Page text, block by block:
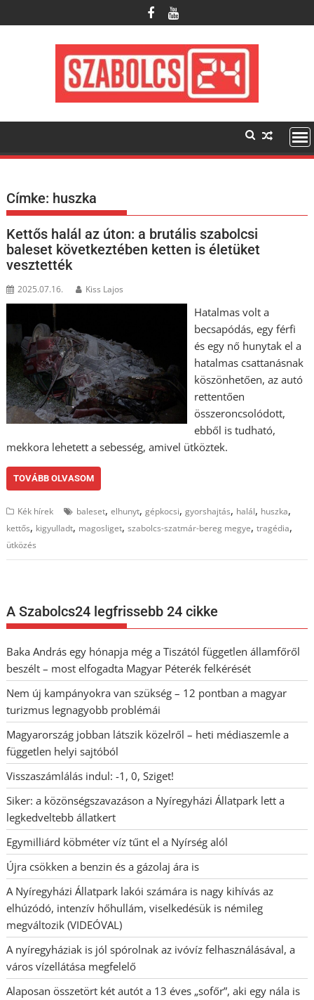
to
Címke: huszka
Kettős halál az úton: a brutális szabolcsi
baleset következtében ketten is életüket
vesztették
2025.07.16. Kiss Lajos
Hatalmas volt a
becsapódás, egy férfi
és egy nő hunytak el a
hatalmas csattanásnak
köszönhetően, az autó
rettentően
összeroncsolódott,
ebből is tudható,
mekkora lehetett a sebesség, amivel ütköztek.
TOVÁBB OLVASOM
Kék hírek baleset,elhunyt,gépkocsi,gyorshajtás, halál, huszka,
kettős, kigyulladt, magosliget,szabolcs-szatmár-bereg megye,tragédia,
ütközés
A Szabolcs24 legfrissebb 24 cikke
Baka András egy hónapja még a Tiszától független államfőről
beszélt – most elfogadta Magyar Péterék felkérését
Nem új kampányokra van szükség – 12 pontban a magyar
turizmus legnagyobb problémái
Magyarország jobban látszik közelről – heti médiaszemle a
független helyi sajtóból
Visszaszámlálás indul: -1, 0, Sziget!
Siker: a közönségszavazáson a Nyíregyházi Állatpark lett a
legkedveltebb állatkert
Egymilliárd köbméter víz tűnt el a Nyírség alól
Újra csökken a benzin és a gázolaj ára is
A Nyíregyházi Állatpark lakói számára is nagy kihívás az
elhúzódó, intenzív hőhullám, viselkedésük is némileg
megváltozik (VIDEÓVAL)
A nyíregyháziak is jól spórolnak az ivóvíz felhasználásával, a
város vízellátása megfelelő
Alaposan összetört két autót a 13 éves „sofőr”, aki egy nála is